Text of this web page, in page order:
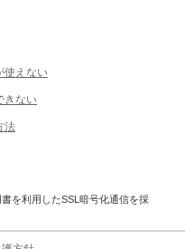
使えない
きない
法
を利用したSSL暗号化通信を採